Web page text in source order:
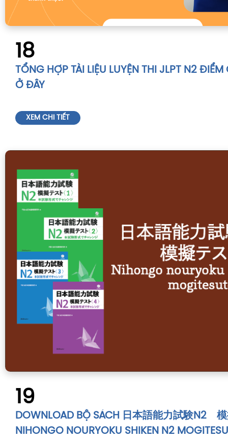
18
TỔNG HỢP TÀI LIỆU LUYỆN THI JLPT N2
Ở ĐÂY
XEM CHI TIẾT
19
DOWNLOAD BỘ SÁCH 日本語能力試験N2
NIHONGO NOURYOKU SHIKEN N2